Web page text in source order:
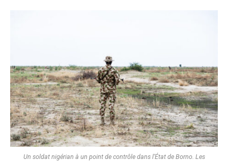
Un soldat nigérian à un point de contrôle dans l’État de Borno. Les